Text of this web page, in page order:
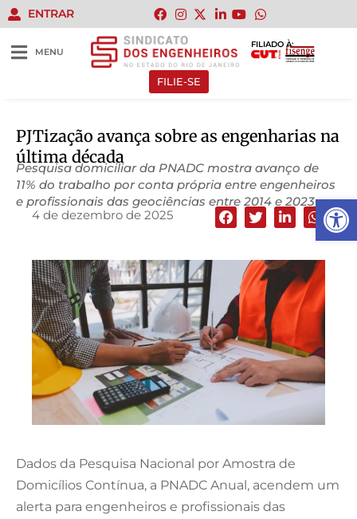
Abrir
ENTRAR
MENU
FILIADO À:
FILIE-SE
PJTização avança sobre as engenharias na
última década
Pesquisa domiciliar da PNADC mostra avanço de
11% do trabalho por conta própria entre engenheiros
e profissionais das geociências entre 2014 e 2023
4 de dezembro de 2025
Dados da Pesquisa Nacional por Amostra de
Domicílios Contínua, a PNADC Anual, acendem um
alerta para engenheiros e profissionais das